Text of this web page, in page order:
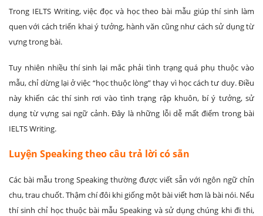
Trong IELTS Writing, việc đọc và học theo bài mẫu giúp thí sinh làm
quen với cách triển khai ý tưởng, hành văn cũng như cách sử dụng từ
vựng trong bài.
Tuy nhiên nhiều thí sinh lại mắc phải tình trạng quá phụ thuộc vào
mẫu, chỉ dừng lại ở việc “học thuộc lòng” thay vì học cách tư duy. Điều
này khiến các thí sinh rơi vào tình trạng rập khuôn, bí ý tưởng, sử
dụng từ vựng sai ngữ cảnh. Đây là những lỗi dễ mất điểm trong bài
IELTS Writing.
Luyện Speaking theo câu trả lời có sẵn
Các bài mẫu trong Speaking thường được viết sẵn với ngôn ngữ chỉn
chu, trau chuốt. Thậm chí đôi khi giống một bài viết hơn là bài nói. Nếu
thí sinh chỉ học thuộc bài mẫu Speaking và sử dụng chúng khi đi thi,